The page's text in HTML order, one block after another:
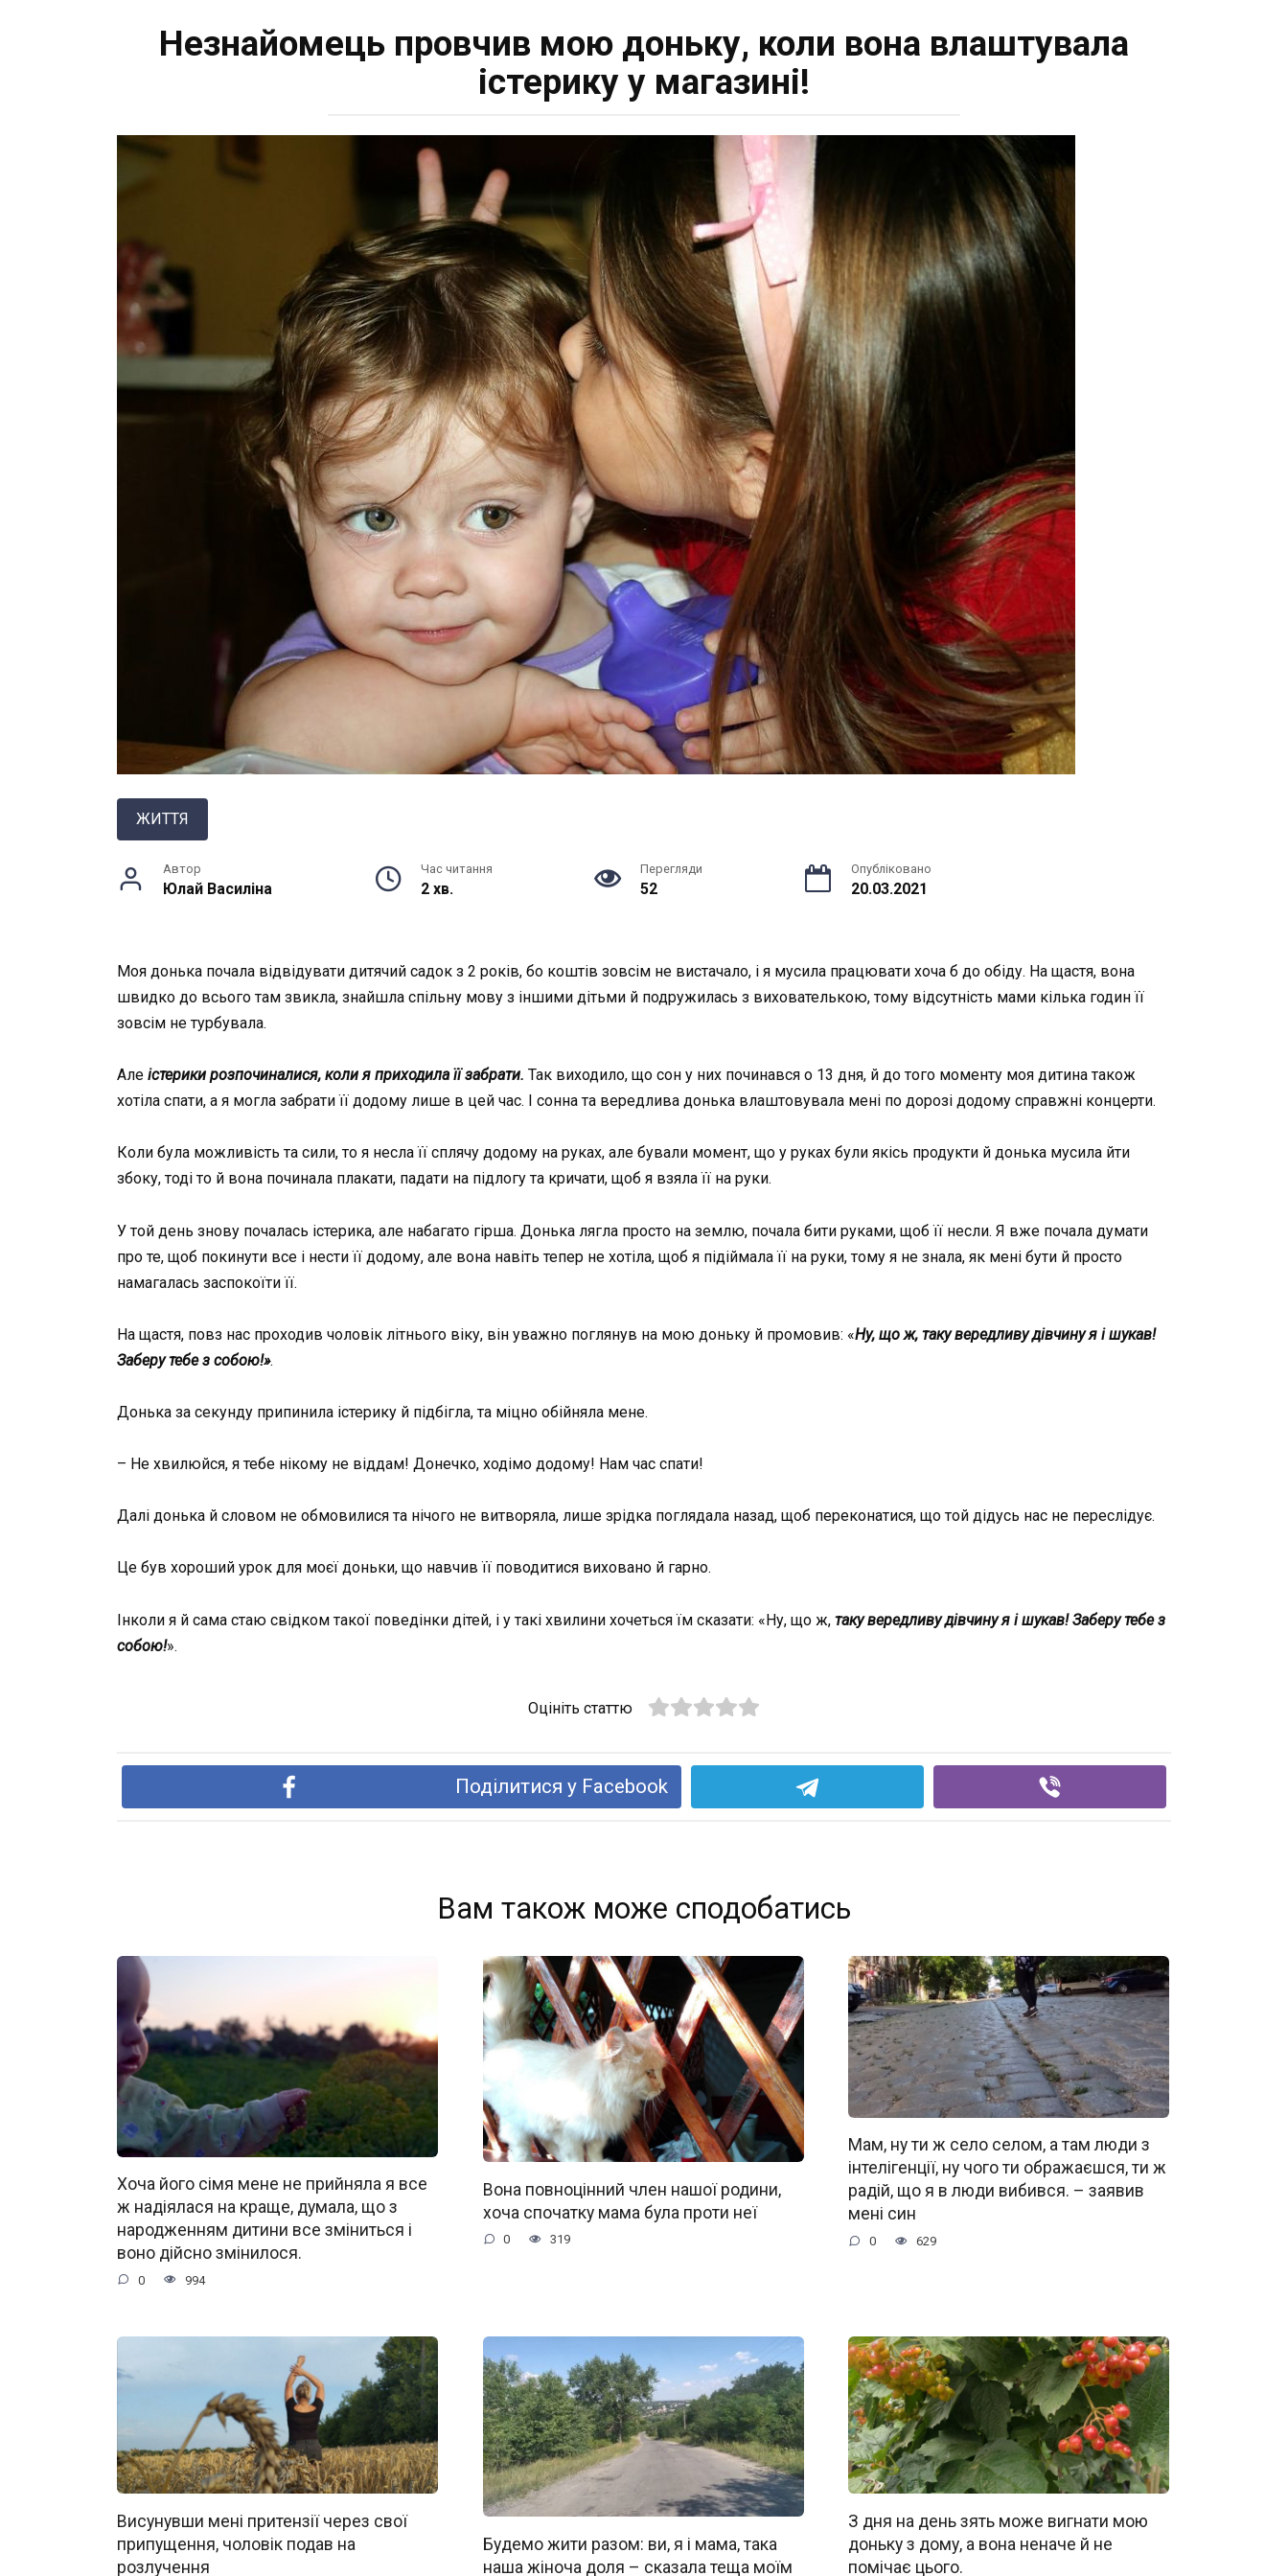
Незнайомець провчив мою доньку, коли вона влаштувала
істерику у магазині!
ЖИТТЯ
Автор
Юлай Василiна
Час читання
2 хв.
Перегляди
52
Опубліковано
20.03.2021
Моя донька почала відвідувати дитячий садок з 2 років, бо коштів зовсім не вистачало, і я мусила працювати хоча б до обіду. На щастя, вона
швидко до всього там звикла, знайшла спільну мову з іншими дітьми й подружилась з вихователькою, тому відсутність мами кілька годин її
зовсім не турбувала.
Але істерики розпочиналися, коли я приходила її забрати. Так виходило, що сон у них починався о 13 дня, й до того моменту моя дитина також
хотіла спати, а я могла забрати її додому лише в цей час. І сонна та вередлива донька влаштовувала мені по дорозі додому справжні концерти.
Коли була можливість та сили, то я несла її сплячу додому на руках, але бували момент, що у руках були якісь продукти й донька мусила йти
збоку, тоді то й вона починала плакати, падати на підлогу та кричати, щоб я взяла її на руки.
У той день знову почалась істерика, але набагато гірша. Донька лягла просто на землю, почала бити руками, щоб її несли. Я вже почала думати
про те, щоб покинути все і нести її додому, але вона навіть тепер не хотіла, щоб я підіймала її на руки, тому я не знала, як мені бути й просто
намагалась заспокоїти її.
На щастя, повз нас проходив чоловік літнього віку, він уважно поглянув на мою доньку й промовив: «Ну, що ж, таку вередливу дівчину я і шукав!
Заберу тебе з собою!».
Донька за секунду припинила істерику й підбігла, та міцно обійняла мене.
– Не хвилюйся, я тебе нікому не віддам! Донечко, ходімо додому! Нам час спати!
Далі донька й словом не обмовилися та нічого не витворяла, лише зрідка поглядала назад, щоб переконатися, що той дідусь нас не переслідує.
Це був хороший урок для моєї доньки, що навчив її поводитися виховано й гарно.
Інколи я й сама стаю свідком такої поведінки дітей, і у такі хвилини хочеться їм сказати: «Ну, що ж, таку вередливу дівчину я і шукав! Заберу тебе з
собою!».
Оцініть статтю
Поділитися у Facebook
Вам також може сподобатись
Хоча його сімя мене не прийняла я все
ж надіялася на краще, думала, що з
народженням дитини все зміниться і
воно дійсно змінилося.
0 994
Вона повноцінний член нашої родини,
хоча спочатку мама була проти неї
0 319
Мам, ну ти ж село селом, а там люди з
інтелігенції, ну чого ти ображаєшся, ти ж
радій, що я в люди вибився. – заявив
мені син
0 629
Висунувши мені притензії через свої
припущення, чоловік подав на
розлучення
Будемо жити разом: ви, я і мама, така
наша жіноча доля – сказала теща моїм
З дня на день зять може вигнати мою
доньку з дому, а вона неначе й не
помічає цього.